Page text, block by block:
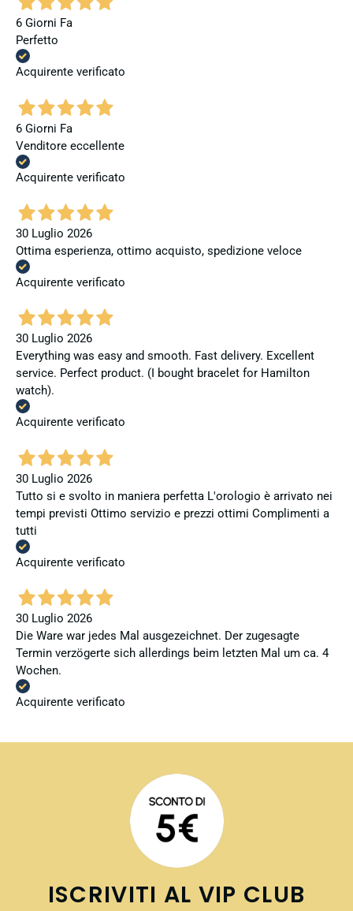
6 Giorni Fa
Perfetto
Acquirente verificato
6 Giorni Fa
Venditore eccellente
Acquirente verificato
30 Luglio 2026
Ottima esperienza, ottimo acquisto, spedizione veloce
Acquirente verificato
30 Luglio 2026
Everything was easy and smooth. Fast delivery. Excellent
service. Perfect product. (I bought bracelet for Hamilton
watch).
Acquirente verificato
30 Luglio 2026
Tutto si e svolto in maniera perfetta L'orologio è arrivato nei
tempi previsti Ottimo servizio e prezzi ottimi Complimenti a
tutti
Acquirente verificato
30 Luglio 2026
Die Ware war jedes Mal ausgezeichnet. Der zugesagte
Termin verzögerte sich allerdings beim letzten Mal um ca. 4
Wochen.
Acquirente verificato
ISCRIVITI AL VIP CLUB